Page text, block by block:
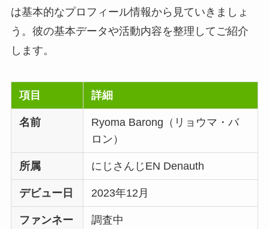
は基本的なプロフィール情報から見ていきましょ
う。彼の基本データや活動内容を整理してご紹介
します。
項目 詳細
名前
Ryoma Barong（リョウマ・バ
ロン）
所属 にじさんじEN Denauth
デビュー日 2023年12月
ファンネー
調査中